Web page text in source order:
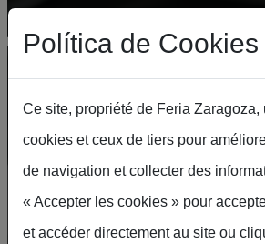
Aller au contenu principal
Exposer au
Feria de
Política de Cookies
Ce site, propriété de Feria Zaragoza,
cookies et ceux de tiers pour
de navigation et collecter des
« Accepter les cookies » pour
et accéder directement au site ou